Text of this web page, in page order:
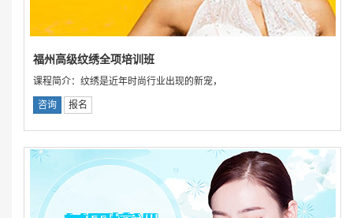
福州高级纹绣全项培训班
课程简介：纹绣是近年时尚行业出现的新宠，
咨询 报名